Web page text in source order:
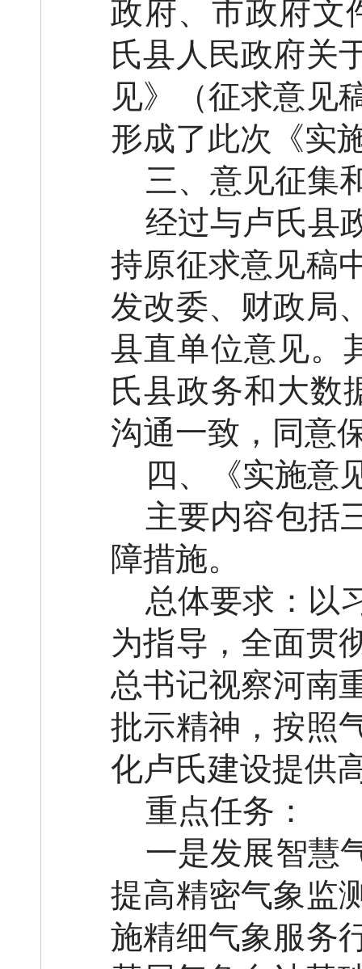
政府、 市政府文
氏县人民政府关
见》
（征求意见
形成了此次《实
三、意见征集
经过与卢氏县
持原征求意见稿
发改委、财政局
县直单位意见。
氏县政务和大数
沟通一致 ，同意
四、
《实施意
主要内容包括
障措施。
总体要求： 以
为指导，全面贯
总书记视察河南
批示精神，按照
化卢氏建设提供
重点任务：
一是发展智慧
提高精密气象监
施精细气象服务